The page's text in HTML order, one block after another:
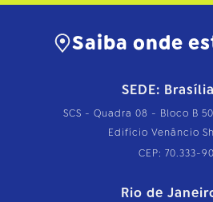
Saiba onde
SEDE:
SCS - Quadra 08 - Bloco B
Edifício Venâncio
CEP: 70.333-
Rio de